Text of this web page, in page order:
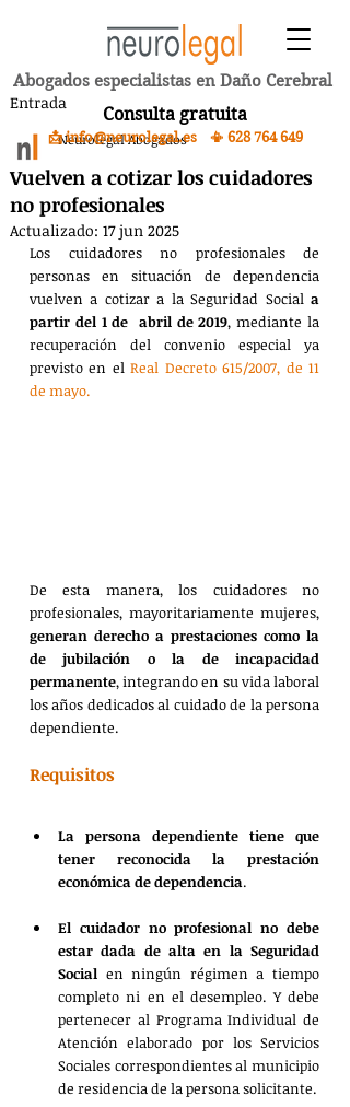
Abogados especialistas en Daño Cerebral
Consulta gratuita
📩 info@neurolegal.es 📳 628 764 649
Entrada
Vuelven a cotizar los cuidadores
no profesionales
Neurolegal Abogados
Actualizado: 17 jun 2025
Los cuidadores no profesionales de
personas en situación de dependencia
vuelven a cotizar a la Seguridad Social a
partir del 1 de  abril de 2019, mediante la
recuperación del convenio especial ya
previsto en el Real Decreto 615/2007, de 11
de mayo.
De esta manera, los cuidadores no
generan derecho a prestaciones como la
de jubilación o la de incapacidad
permanente, integrando en su vida laboral
los años dedicados al cuidado de la persona
dependiente.
Requisitos
La persona dependiente tiene que
tener reconocida la prestación
económica de dependencia.
El cuidador no profesional no debe
estar dada de alta en la Seguridad
Social en ningún régimen a tiempo
completo ni en el desempleo. Y debe
pertenecer al Programa Individual de
Atención elaborado por los Servicios
Sociales correspondientes al municipio
de residencia de la persona solicitante.